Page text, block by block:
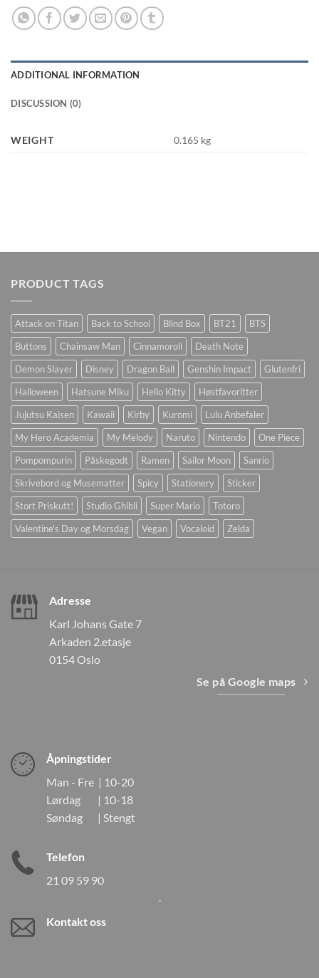
ADDITIONAL INFORMATION
DISCUSSION (0)
WEIGHT 0.165 kg
PRODUCT TAGS
Attack on Titan Back to School Blind Box BT21
BTS
Buttons
Chainsaw Man Cinnamoroll
Death Note
Demon Slayer
Disney Dragon Ball Genshin Impact
Glutenfri
Halloween
Hatsune Miku Hello Kitty
Høstfavoritter
Jujutsu Kaisen
Kawaii Kirby Kuromi
Lulu Anbefaler
My Hero Academia
My Melody Naruto Nintendo
One Piece
Pompompurin
Påskegodt Ramen Sailor Moon
Sanrio
Skrivebord og Musematter
Spicy Stationery
Sticker
Stort Priskutt!
Studio Ghibli Super Mario
Totoro
Valentine's Day og Morsdag
Vegan Vocaloid Zelda
Adresse
Karl Johans Gate 7
Arkaden 2.etasje
0154 Oslo
Se på Google maps
Åpningstider
Man - Fre | 10-20
Lørdag | 10-18
Søndag | Stengt
Telefon
21 09 59 90
Kontakt oss